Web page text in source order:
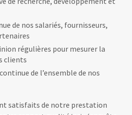
de nos salariés, fournisseurs,
régulières pour mesurer la
clients
de l’ensemble de nos
satisfaits de notre prestation